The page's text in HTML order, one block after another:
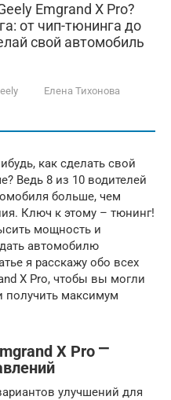
Emgrand X Pro?
от чип-тюнинга до
свой автомобиль
Елена Тихонова
как сделать свой
Ведь 8 из 10 водителей
больше, чем
Ключ к этому – тюнинг!
мощность и
автомобилю
я расскажу обо всех
X Pro, чтобы вы могли
получить максимум
X Pro ⎻
улучшений для